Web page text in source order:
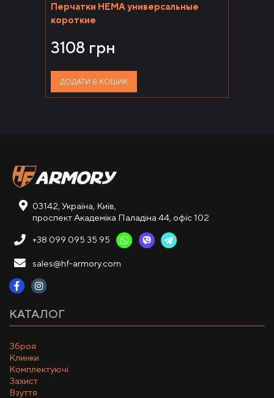
Перчатки HEMA универсальные
короткие
3108 грн
ДОДАТИ В КОШИК
03142, Україна, Київ,
проспект Академіка Паладіна 44, офіс 102
+38 099 095 35 95
sales@hf-armory.com
КАТАЛОГ
Зброя
Клинки
Комплектуючі
Захист
Взуття